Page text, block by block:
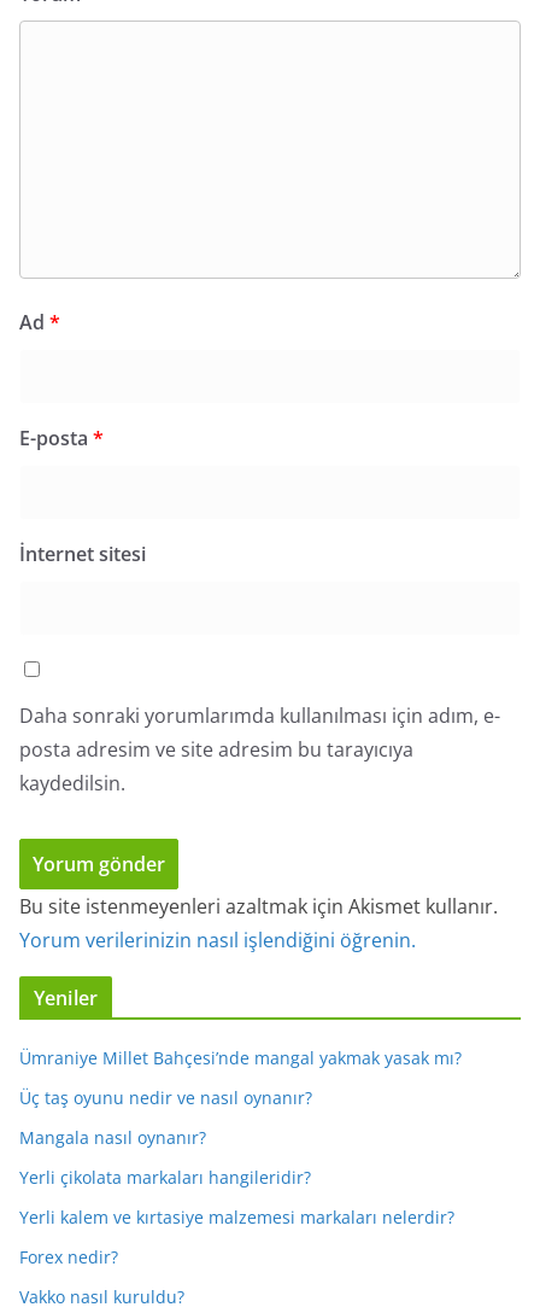
Ad *
E-posta *
İnternet sitesi
Daha sonraki yorumlarımda kullanılması için adım, e-
posta adresim ve site adresim bu tarayıcıya
kaydedilsin.
Bu site istenmeyenleri azaltmak için Akismet kullanır.
Yorum verilerinizin nasıl işlendiğini öğrenin.
Yeniler
Ümraniye Millet Bahçesi’nde mangal yakmak yasak mı?
Üç taş oyunu nedir ve nasıl oynanır?
Mangala nasıl oynanır?
Yerli çikolata markaları hangileridir?
Yerli kalem ve kırtasiye malzemesi markaları nelerdir?
Forex nedir?
Vakko nasıl kuruldu?